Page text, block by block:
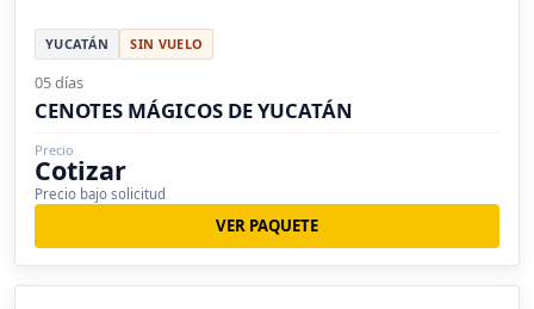
YUCATÁN SIN VUELO
05 días
CENOTES MÁGICOS DE YUCATÁN
Precio
Cotizar
Precio bajo solicitud
VER PAQUETE